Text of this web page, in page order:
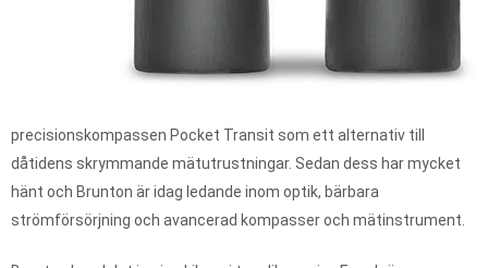
precisionskompassen Pocket Transit som ett alternativ till
dåtidens skrymmande mätutrustningar. Sedan dess har mycket
hänt och Brunton är idag ledande inom optik, bärbara
strömförsörjning och avancerad kompasser och mätinstrument.